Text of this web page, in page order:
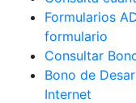
Formularios
formulario
Consultar
Bono de
Internet